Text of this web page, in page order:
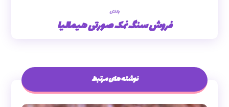
بعدی
فروش سنگ نمک صورتی هیمالیا
نوشته های مرتبط